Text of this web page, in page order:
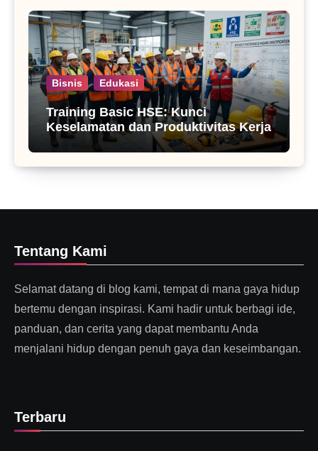
Bisnis Edukasi
Training Basic HSE: Kunci
Keselamatan dan Produktivitas Kerja
Tentang Kami
Selamat datang di blog kami, tempat di mana gaya hidup
bertemu dengan inspirasi. Kami hadir untuk berbagi ide,
panduan, dan cerita yang dapat membantu Anda
menjalani hidup dengan penuh gaya dan keseimbangan.
Terbaru